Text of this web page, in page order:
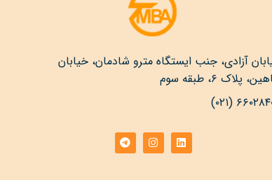
آزادی، جنب ایستگاه مترو شادمان، خیابان
پلاک ۶، طبقه سوم
(۰۲۱)